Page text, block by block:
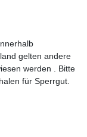
gelten andere
werden . Bitte
für Sperrgut.